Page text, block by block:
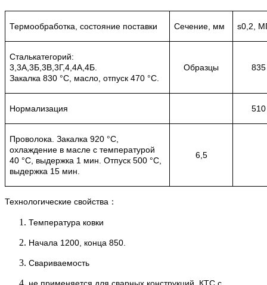
Термообработка, состояние поставки Сечение, мм s0,2,
Сталькатегорий:
3,3А,3Б,3В,3Г,4,4А,4Б.
Закалка 830 °С, масло, отпуск 470 °С.
Образцы 835
Нормализация 510
Проволока. Закалка 920 °С,
охлаждение в масле с температурой
40 °С, выдержка 1 мин. Отпуск 500 °С,
выдержка 15 мин.
6,5
Технологические свойства：
Температура ковки
Начала 1200, конца 850.
Свариваемость